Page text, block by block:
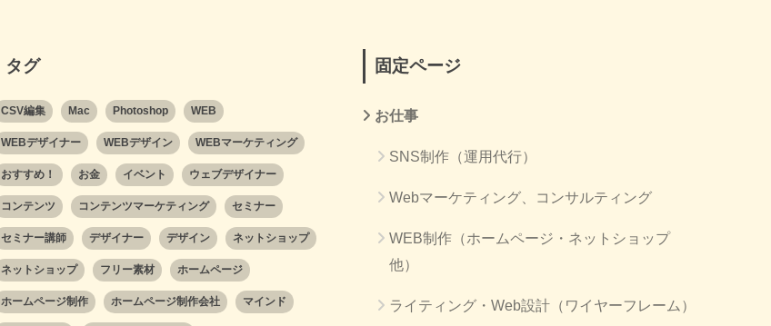
タグ
CSV編集 Mac Photoshop WEB
WEBデザイナー WEBデザイン WEBマーケティング
おすすめ！ お金 イベント ウェブデザイナー
コンテンツ コンテンツマーケティング セミナー
セミナー講師 デザイナー デザイン ネットショップ
ネットショップ フリー素材 ホームページ
ホームページ制作 ホームページ制作会社 マインド
固定ページ
お仕事
SNS制作（運用代行）
Webマーケティング、コンサルティング
WEB制作（ホームページ・ネットショップ
他）
ライティング・Web設計（ワイヤーフレーム）